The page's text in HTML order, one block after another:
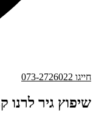
חייגו 073-2726022
שיפוץ גיר לרנו